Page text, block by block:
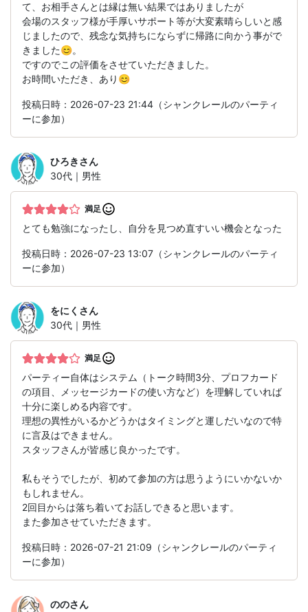
て、お相手さんとは縁は無い結果ではありましたが
会場のスタッフ様が手厚いサポート等が大変素晴らしいと感
じましたので、残念な気持ちにならずに帰路に向かう事がで
きました😊。
ですのでこの評価をさせていただきました。
お時間いただき、あり😊
投稿日時：2026-07-23 21:44（シャンクレールのパーティ
ーに参加）
ひろきさん
30代｜男性
満足
とても勉強になったし、自分を見つめ直すいい機会となった
投稿日時：2026-07-23 13:07（シャンクレールのパーティ
ーに参加）
をにく さん
30代｜男性
満足
パーティー自体はシステム（トーク時間3分、プロフカード
の項目、メッセージカードの使い方など）を理解していれば
十分に楽しめる内容です。
理想の異性がいるかどうかはタイミングと運しだいなので特
に言及はできません。
スタッフさんが皆感じ良かったです。
私もそうでしたが、初めて参加の方は思うようにいかないか
もしれません。
2回目からは落ち着いてお話しできると思います。
また参加させていただきます。
投稿日時：2026-07-21 21:09（シャンクレールのパーティ
ーに参加）
ののさん